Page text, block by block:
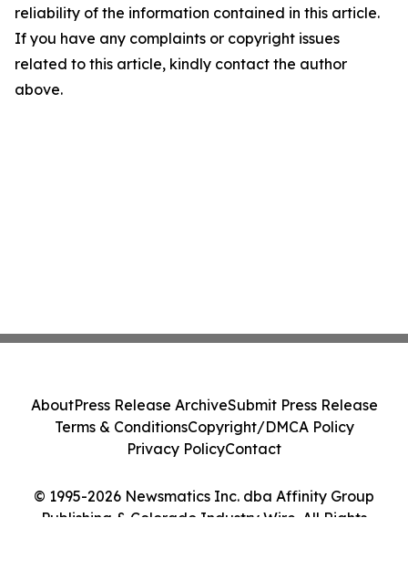
reliability of the information contained in this article.
If you have any complaints or copyright issues
related to this article, kindly contact the author
above.
© 1995-2026 Newsmatics Inc. dba Affinity Group
Publishing & Colorado Industry Wire. All Rights
AboutPress Release ArchiveSubmit Press Release
Terms & ConditionsCopyright/DMCA Policy
Privacy PolicyContact